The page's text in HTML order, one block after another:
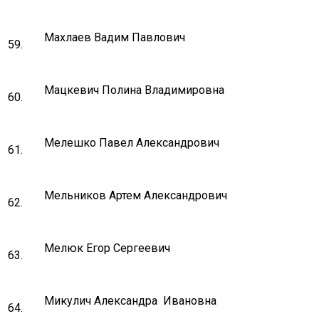
59.
Махлаев Вадим Павлович
60.
Мацкевич Полина Владимировна
61.
Мелешко Павел Александрович
62.
Мельников Артем Александрович
63.
Мелюк Егор Сергеевич
64.
Микулич Александра Ивановна